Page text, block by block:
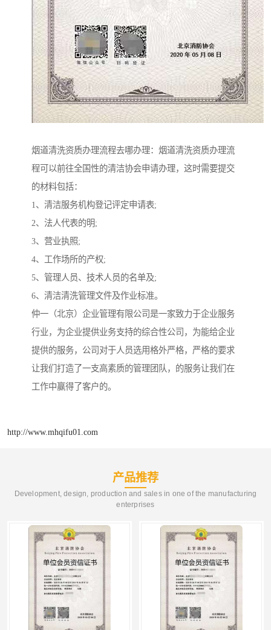
烟道清洗资质办理流程去哪办理：烟道清洗资质办理流
程可以前往全国性的清洁协会申请办理，这时需要提交
的材料包括：
1、清洁服务机构登记评定申请表;
2、法人代表的明;
3、营业执照;
4、工作场所的产权;
5、管理人员、技术人员的名单及;
6、清洁清洗管理文件及作业标准。
仲一（北京）企业管理有限公司是一家致力于企业服务
行业，为企业提供业务支持的综合性公司，为能给企业
提供的服务，公司对于人员选用格外严格，严格的要求
让我们打造了一支高素质的管理团队，的服务让我们在
工作中赢得了客户的。
http://www.mhqifu01.com
产品推荐
Development, design, production and sales in one of the manufacturing
enterprises